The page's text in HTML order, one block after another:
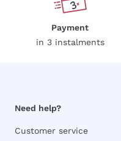
Payment
in 3 instalments
Need help?
Customer service